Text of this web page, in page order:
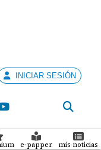
Oeste: una crisis
INICIAR SESIÓN
e-papper mis noticias